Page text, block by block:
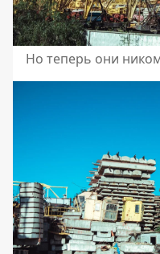
Но теперь они